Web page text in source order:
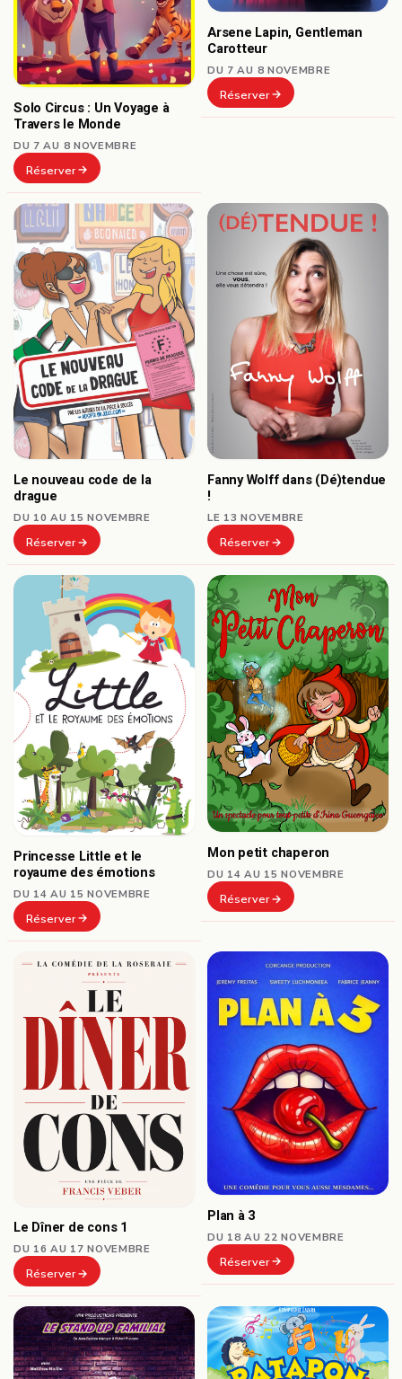
Solo Circus : Un Voyage à
Travers le Monde
DU 7 AU 8 NOVEMBRE
Réserver
Arsene Lapin, Gentleman
Carotteur
DU 7 AU 8 NOVEMBRE
Réserver
Le nouveau code de la
drague
DU 10 AU 15 NOVEMBRE
Réserver
Fanny Wolff dans (Dé)tendue
!
LE 13 NOVEMBRE
Réserver
Princesse Little et le
royaume des émotions
DU 14 AU 15 NOVEMBRE
Réserver
Mon petit chaperon
DU 14 AU 15 NOVEMBRE
Réserver
Le Dîner de cons 1
DU 16 AU 17 NOVEMBRE
Réserver
Plan à 3
DU 18 AU 22 NOVEMBRE
Réserver